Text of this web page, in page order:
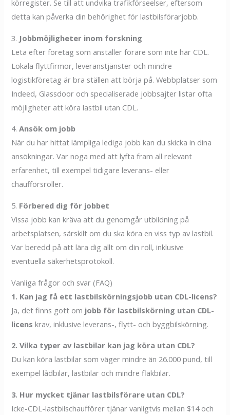
körregister. Se till att undvika trafikförseelser, eftersom
detta kan påverka din behörighet för lastbilsförarjobb.
3. Jobbmöjligheter inom forskning
Leta efter företag som anställer förare som inte har CDL.
Lokala flyttfirmor, leveranstjänster och mindre
logistikföretag är bra ställen att börja på. Webbplatser som
Indeed, Glassdoor och specialiserade jobbsajter listar ofta
möjligheter att köra lastbil utan CDL.
4.Ansök om jobb
När du har hittat lämpliga lediga jobb kan du skicka in dina
ansökningar. Var noga med att lyfta fram all relevant
erfarenhet, till exempel tidigare leverans- eller
chaufförsroller.
5. Förbered dig för jobbet
Vissa jobb kan kräva att du genomgår utbildning på
arbetsplatsen, särskilt om du ska köra en viss typ av lastbil.
Var beredd på att lära dig allt om din roll, inklusive
eventuella säkerhetsprotokoll.
Vanliga frågor och svar (FAQ)
1. Kan jag få ett lastbilskörningsjobb utan CDL-licens?
Ja, det finns gott om jobb för lastbilskörning utan CDL-
licens krav, inklusive leverans-, flytt- och byggbilskörning.
2. Vilka typer av lastbilar kan jag köra utan CDL?
Du kan köra lastbilar som väger mindre än 26.000 pund, till
exempel lådbilar, lastbilar och mindre flakbilar.
3. Hur mycket tjänar lastbilsförare utan CDL?
Icke-CDL-lastbilschaufförer tjänar vanligtvis mellan $14 och